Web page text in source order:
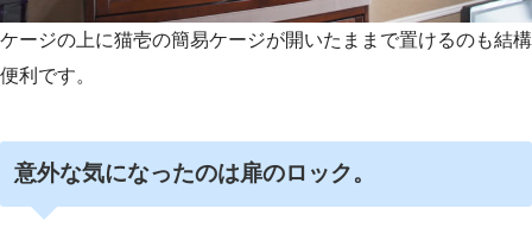
ケージの上に猫壱の簡易ケージが開いたままで置けるのも結構
便利です。
意外な気になったのは扉のロック。